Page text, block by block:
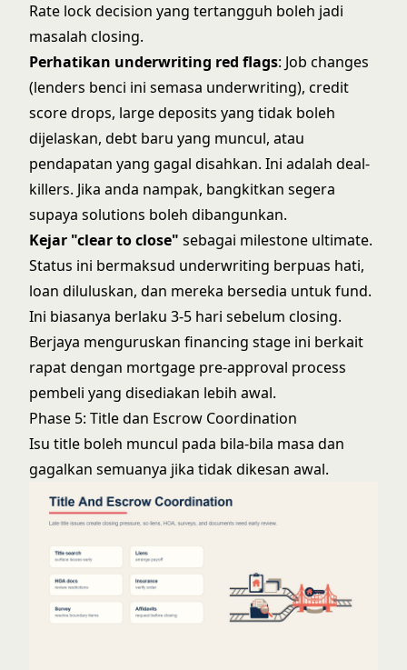
Rate lock decision yang tertangguh boleh jadi
masalah closing.
Perhatikan underwriting red flags: Job changes
(lenders benci ini semasa underwriting), credit
score drops, large deposits yang tidak boleh
dijelaskan, debt baru yang muncul, atau
pendapatan yang gagal disahkan. Ini adalah deal-
killers. Jika anda nampak, bangkitkan segera
supaya solutions boleh dibangunkan.
Kejar "clear to close" sebagai milestone ultimate.
Status ini bermaksud underwriting berpuas hati,
loan diluluskan, dan mereka bersedia untuk fund.
Ini biasanya berlaku 3-5 hari sebelum closing.
Berjaya menguruskan financing stage ini berkait
rapat dengan mortgage pre-approval process
pembeli yang disediakan lebih awal.
Phase 5: Title dan Escrow Coordination
Isu title boleh muncul pada bila-bila masa dan
gagalkan semuanya jika tidak dikesan awal.